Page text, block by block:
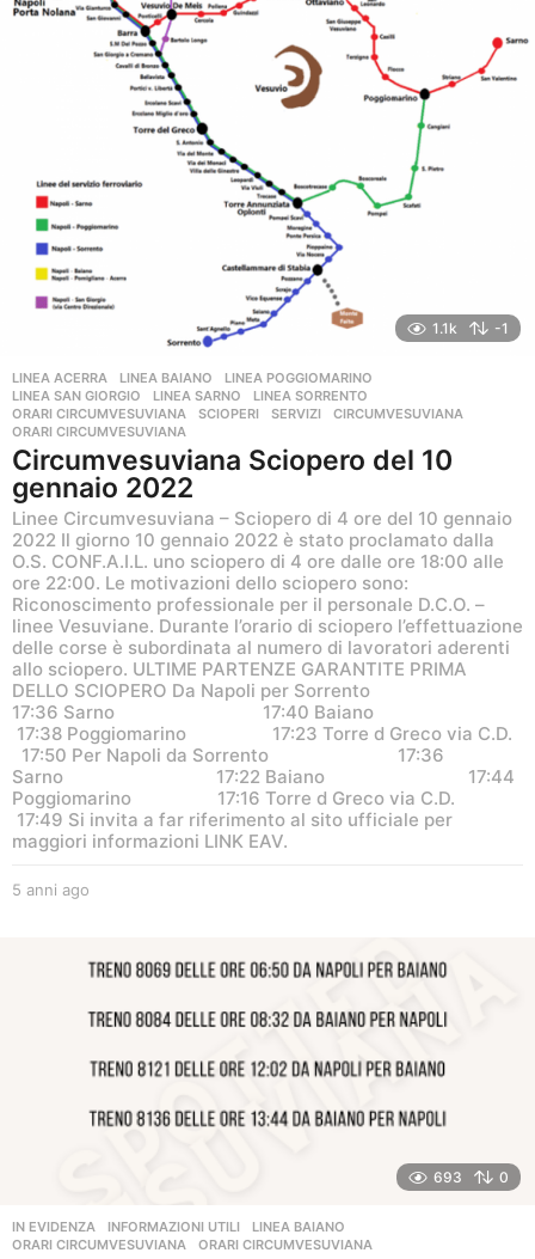
1.1k -1
LINEA ACERRA ,LINEA BAIANO ,LINEA POGGIOMARINO
LINEA SAN GIORGIO
,LINEA SARNO ,LINEA SORRENTO
ORARI CIRCUMVESUVIANA
,SCIOPERI ,SERVIZI CIRCUMVESUVIANA
ORARI CIRCUMVESUVIANA
Circumvesuviana Sciopero del 10
gennaio 2022
Linee Circumvesuviana – Sciopero di 4 ore del 10 gennaio
2022 Il giorno 10 gennaio 2022 è stato proclamato dalla
O.S. CONF.A.I.L. uno sciopero di 4 ore dalle ore 18:00 alle
ore 22:00. Le motivazioni dello sciopero sono:
Riconoscimento professionale per il personale D.C.O. –
linee Vesuviane. Durante l’orario di sciopero l’effettuazione
delle corse è subordinata al numero di lavoratori aderenti
allo sciopero. ULTIME PARTENZE GARANTITE PRIMA
DELLO SCIOPERO Da Napoli per Sorrento
17:36 Sarno 17:40 Baiano
17:38 Poggiomarino 17:23 Torre d Greco via C.D.
17:50 Per Napoli da Sorrento 17:36
Sarno 17:22 Baiano 17:44
Poggiomarino 17:16 Torre d Greco via C.D.
17:49 Si invita a far riferimento al sito ufficiale per
maggiori informazioni LINK EAV.
5 anni ago
n
i
g
693 0
IN EVIDENZA ,INFORMAZIONI UTILI ,LINEA BAIANO
ORARI CIRCUMVESUVIANA
ORARI CIRCUMVESUVIANA